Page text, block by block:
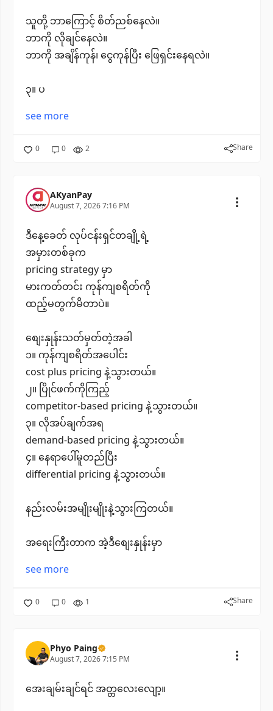
သူတို့ ဘာကြောင့် စိတ်ညစ်နေလဲ။
ဘာကို လိုချင်နေလဲ။
ဘာကို အချိန်ကုန်၊ ငွေကုန်ပြီး ဖြေရှင်းနေရလဲ။
၃။ ပ
see more
0 0 2 Share
AKyanPay
August 7, 2026 7:16 PM
ဒီနေ့ခေတ် လုပ်ငန်းရှင်တချို့ရဲ့
အမှားတစ်ခုက
pricing strategy မှာ
မားကတ်တင်း ကုန်ကျစရိတ်ကို
ထည့်မတွက်မိတာပဲ။
စျေးနှုန်းသတ်မှတ်တဲ့အခါ
၁။ ကုန်ကျစရိတ်အပေါင်း
cost plus pricing နဲ့သွားတယ်။
၂။ ပြိုင်ဖက်ကိုကြည့်
competitor-based pricing နဲ့သွားတယ်။
၃။ လိုအပ်ချက်အရ
demand-based pricing နဲ့သွားတယ်။
၄။ နေရာပေါ်မူတည်ပြီး
differential pricing နဲ့သွားတယ်။
နည်းလမ်းအမျိုးမျိုးနဲ့သွားကြတယ်။
အရေးကြီးတာက အဲ့ဒီစျေးနှုန်းမှာ
see more
0 0 1 Share
Phyo Paing
August 7, 2026 7:15 PM
အေးချမ်းချင်ရင် အတ္တလေးလျော့။